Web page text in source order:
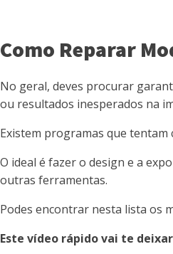
Como Reparar
No geral, deves procurar
ou resultados inesperados na
Existem programas que
O ideal é fazer o design e a
outras ferramentas.
Podes encontrar nesta lista os
Este vídeo rápido vai te